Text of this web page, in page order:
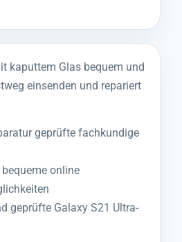
kaputtem Glas bequem und
einsenden und repariert
geprüfte fachkundige
online
geprüfte Galaxy S21 Ultra-